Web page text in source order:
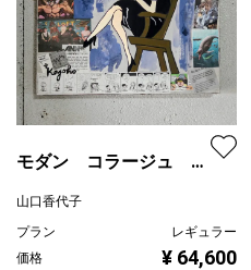
モダン コラージュ ガ
山口香代子
プラン
レギュラー
価格
¥ 64,600